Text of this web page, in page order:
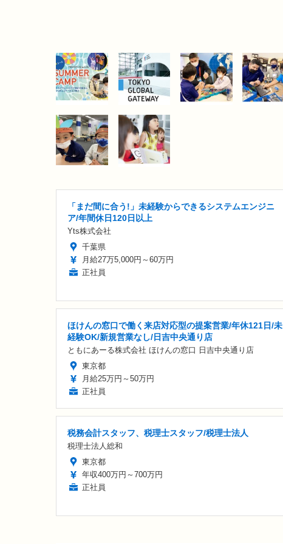
「まだ間に合う!」未経験からできるシステムエンジニ
ア/年間休日120日以上
Yts株式会社
千葉県
月給27万5,000円～60万円
正社員
ほけんの窓口で働く来店対応型の提案営業/年休121日/未
経験OK/新規営業なし/日吉中央通り店
ともにあーる株式会社 ほけんの窓口 日吉中央通り店
東京都
月給25万円～50万円
正社員
税務会計スタッフ、税理士スタッフ/税理士法人
税理士法人総和
東京都
年収400万円～700万円
正社員